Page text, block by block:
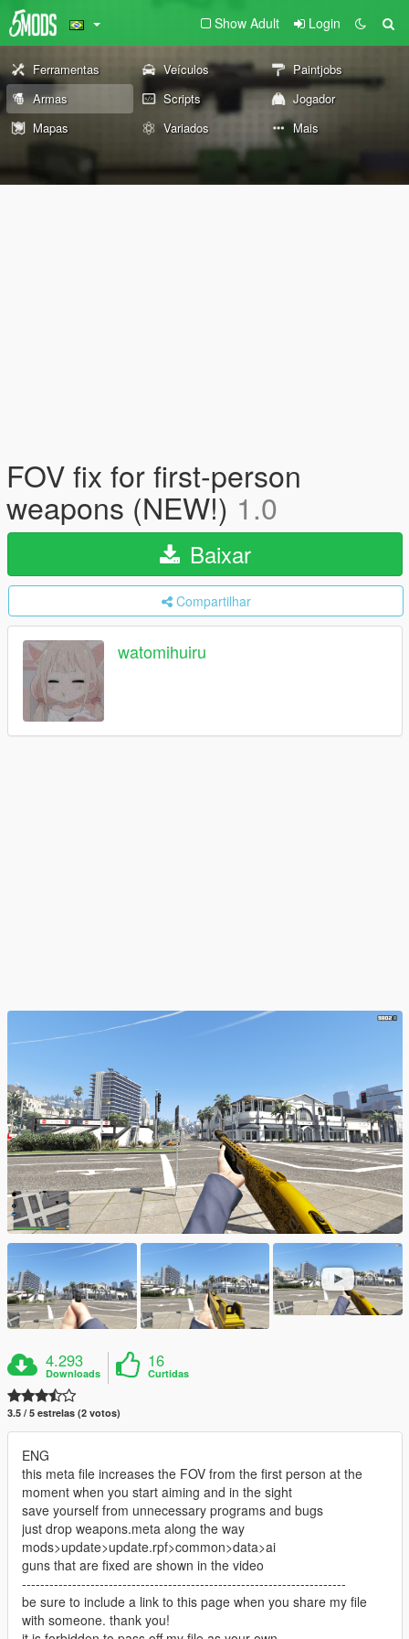
Show Adult Login
Ferramentas Veículos
Paintjobs
Armas
Scripts
Jogador
Mapas
Variados Mais
FOV fix for first-person
weapons (NEW!) 1.0
Baixar
Compartilhar
watomihuiru
4.293
Downloads
16
Curtidas
3.5 / 5 estrelas (2 votos)
ENG
this meta file increases the FOV from the first person at the
moment when you start aiming and in the sight
save yourself from unnecessary programs and bugs
just drop weapons.meta along the way
mods>update>update.rpf>common>data>ai
guns that are fixed are shown in the video
-----------------------------------------------------------------------
be sure to include a link to this page when you share my file
with someone. thank you!